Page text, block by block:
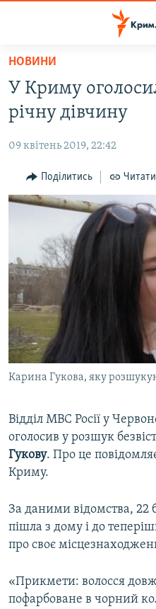
Перейти
основного
матеріалу
Перейти
до
навігації
Перейти
ВОДА.КРИМ
ВІДЕО ТА ФОТО
ПОЛІТИКА
БЛОГИ
ПОГЛЯД
ВСЕ ЗА ДЕНЬ
СПЕЦПРОЕКТИ
ДЕПОРТАЦІЯ
ВІДЕОУРОКИ «ELIFBE»
СВІДЧЕННЯ ОКУПАЦІЇ
УКРАЇНСЬКА ПРОБЛЕМА КРИМУ
ЯК ОБІЙТИ БЛОКУВАННЯ
Русский
Qırımtatar
Усі сайти RFE/RL
НОВИНИ
У Криму
річну дівчину
09 квітень 2019, 22:42
Поділитись
Карина Гукова, яку
Відділ МВС Росії у
оголосив у розшук
Гукову. Про це
Криму.
За даними відомства, 22
пішла з дому і до
про своє
«Прикмети: волосся
пофарбоване в чорний